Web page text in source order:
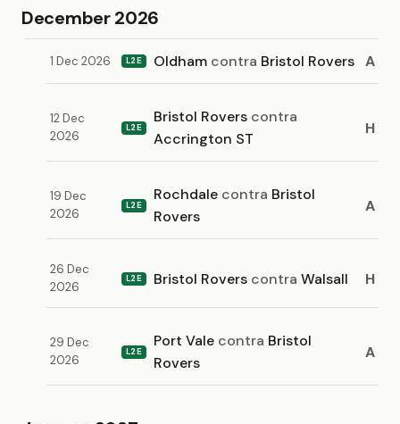
December 2026
1 Dec 2026 L2E Oldham contra Bristol Rovers A
12 Dec
2026
L2E
Bristol Rovers contra
Accrington ST
H
19 Dec
2026
L2E
Rochdale contra Bristol
Rovers
A
26 Dec
2026
L2E Bristol Rovers contra Walsall H
29 Dec
2026
L2E
Port Vale contra Bristol
Rovers
A